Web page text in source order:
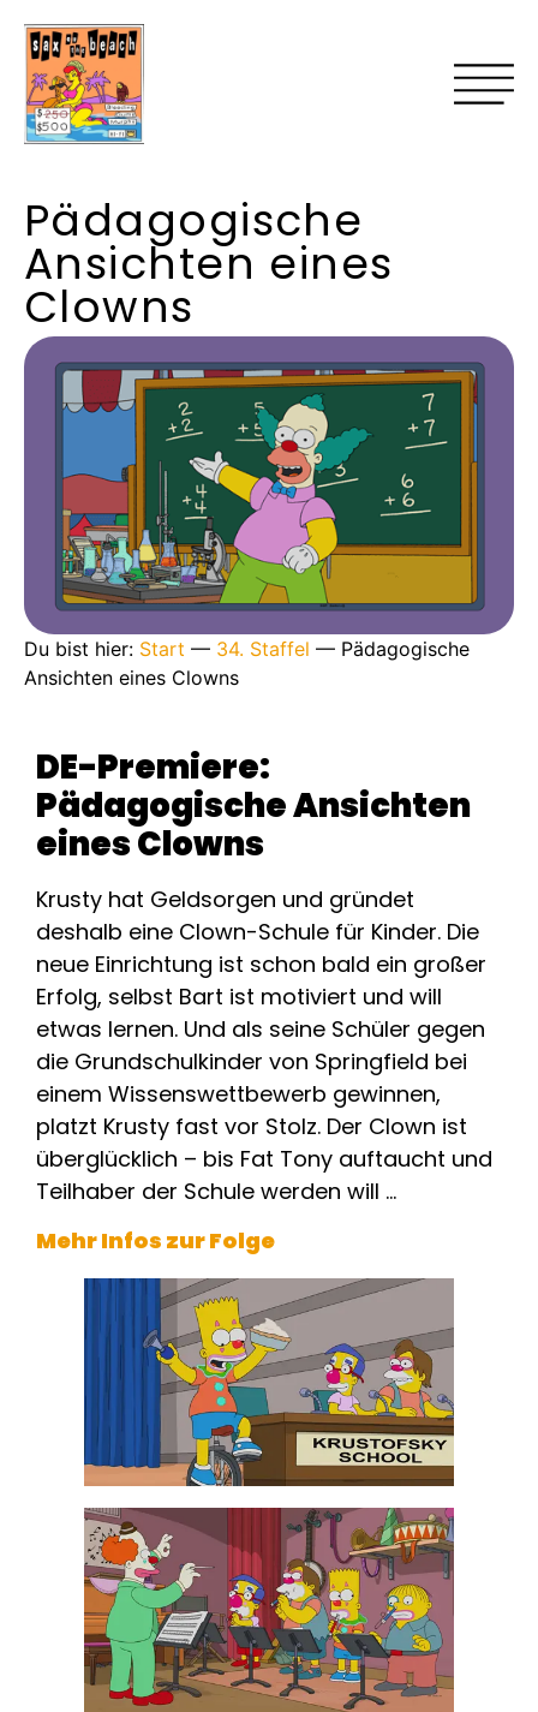
Pädagogische
Ansichten eines
Clowns
Du bist hier: Start — 34. Staffel — Pädagogische
Ansichten eines Clowns
DE-Premiere:
Pädagogische Ansichten
eines Clowns
Krusty hat Geldsorgen und gründet
deshalb eine Clown-Schule für Kinder. Die
neue Einrichtung ist schon bald ein großer
Erfolg, selbst Bart ist motiviert und will
etwas lernen. Und als seine Schüler gegen
die Grundschulkinder von Springfield bei
einem Wissenswettbewerb gewinnen,
platzt Krusty fast vor Stolz. Der Clown ist
überglücklich – bis Fat Tony auftaucht und
Teilhaber der Schule werden will …
Mehr Infos zur Folge